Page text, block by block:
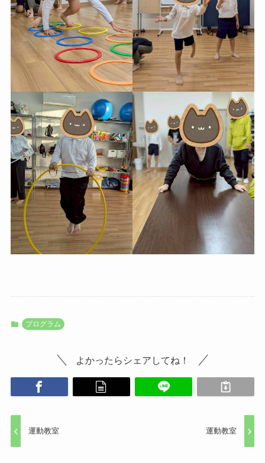
プログラム
よかったらシェアしてね！
運動教室 運動教室